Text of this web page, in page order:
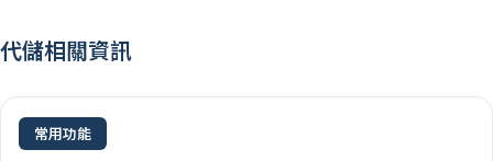
代儲相關資訊
常用功能